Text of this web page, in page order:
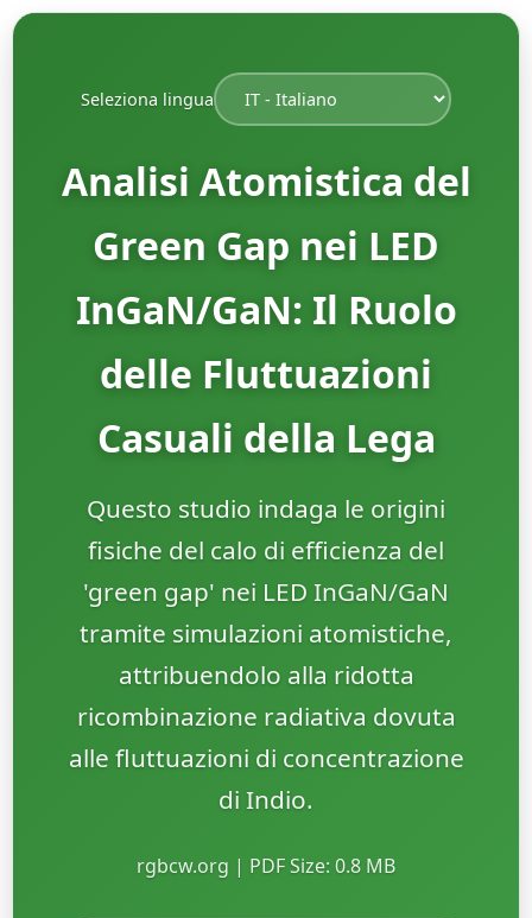
Seleziona lingua
Analisi Atomistica del
Green Gap nei LED
InGaN/GaN: Il Ruolo
delle Fluttuazioni
Casuali della Lega
Questo studio indaga le origini
fisiche del calo di efficienza del
'green gap' nei LED InGaN/GaN
tramite simulazioni atomistiche,
attribuendolo alla ridotta
ricombinazione radiativa dovuta
alle fluttuazioni di concentrazione
di Indio.
rgbcw.org | PDF Size: 0.8 MB